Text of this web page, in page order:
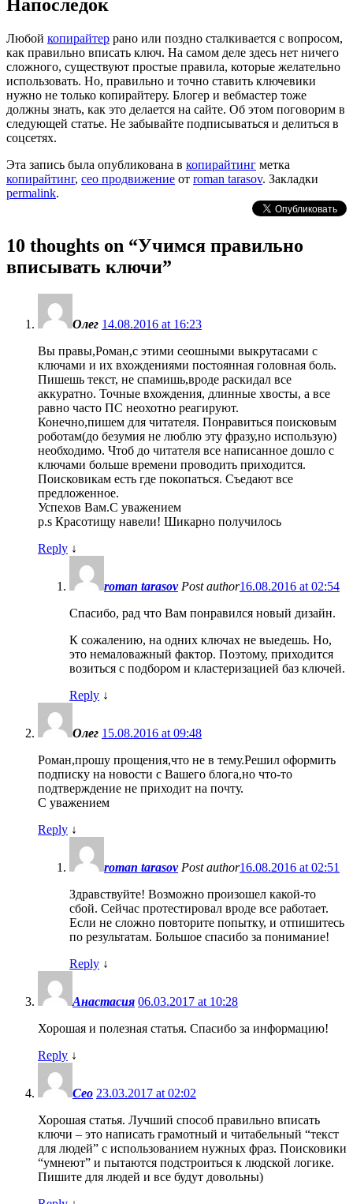
Напоследок
Любой копирайтер рано или поздно сталкивается с вопросом,
как правильно вписать ключ. На самом деле здесь нет ничего
сложного, существуют простые правила, которые желательно
использовать. Но, правильно и точно ставить ключевики
нужно не только копирайтеру. Блогер и вебмастер тоже
должны знать, как это делается на сайте. Об этом поговорим в
следующей статье. Не забывайте подписываться и делиться в
соцсетях.
Эта запись была опубликована в копирайтинг метка
копирайтинг, сео продвижение от roman tarasov. Закладки
permalink.
10 thoughts on “Учимся правильно
вписывать ключи”
Олег 14.08.2016 at 16:23
Вы правы,Роман,с этими сеошными выкрутасами с
ключами и их вхождениями постоянная головная боль.
Пишешь текст, не спамишь,вроде раскидал все
аккуратно. Точные вхождения, длинные хвосты, а все
равно часто ПС неохотно реагируют.
Конечно,пишем для читателя. Понравиться поисковым
роботам(до безумия не люблю эту фразу,но использую)
необходимо. Чтоб до читателя все написанное дошло с
ключами больше времени проводить приходится.
Поисковикам есть где покопаться. Съедают все
предложенное.
Успехов Вам.С уважением
p.s Красотищу навели! Шикарно получилось
Reply ↓
roman tarasov Post author16.08.2016 at 02:54
Спасибо, рад что Вам понравился новый дизайн.
К сожалению, на одних ключах не выедешь. Но,
это немаловажный фактор. Поэтому, приходится
возиться с подбором и кластеризацией баз ключей.
Reply ↓
Олег 15.08.2016 at 09:48
Роман,прошу прощения,что не в тему.Решил оформить
подписку на новости с Вашего блога,но что-то
подтверждение не приходит на почту.
С уважением
Reply ↓
roman tarasov Post author16.08.2016 at 02:51
Здравствуйте! Возможно произошел какой-то
сбой. Сейчас протестировал вроде все работает.
Если не сложно повторите попытку, и отпишитесь
по результатам. Большое спасибо за понимание!
Reply ↓
Анастасия 06.03.2017 at 10:28
Хорошая и полезная статья. Спасибо за информацию!
Reply ↓
Сео 23.03.2017 at 02:02
Хорошая статья. Лучший способ правильно вписать
ключи – это написать грамотный и читабельный “текст
для людей” с использованием нужных фраз. Поисковики
“умнеют” и пытаются подстроиться к людской логике.
Пишите для людей и все будут довольны)